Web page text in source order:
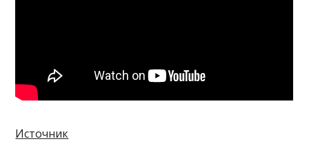
Источник